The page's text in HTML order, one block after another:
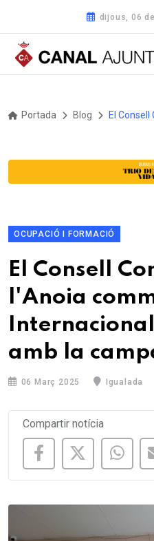
dijous, 06
Portada Blog
OCUPACIÓ I FORMACIÓ
El Consell
l'Anoia
amb la
06 Març 2025 Igualada
Compartir notícia